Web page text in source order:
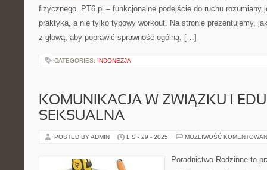
fizycznego. PT6.pl – funkcjonalne podejście do ruchu rozumiany
praktyka, a nie tylko typowy workout. Na stronie prezentujemy,
z głową, aby poprawić sprawność ogólną, […]
CATEGORIES: INDONEZJA
KOMUNIKACJA W ZWIĄZKU I
SEKSUALNA
POSTED BY ADMIN LIS - 29 - 2025 MOŻLIWOŚĆ
Poradnictwo Rodzinne to